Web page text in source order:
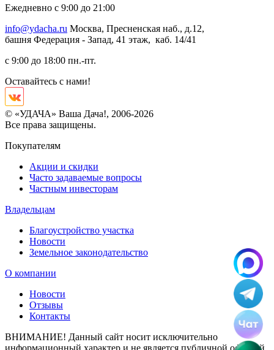
Ежедневно с 9:00 до 21:00
info@ydacha.ru Москва, Пресненская наб., д.12,
башня Федерация - Запад, 41 этаж, каб. 14/41
с 9:00 до 18:00 пн.-пт.
Оставайтесь с нами!
© «УДАЧА» Ваша Дача!, 2006-2026
Все права защищены.
Покупателям
Акции и скидки
Часто задаваемые вопросы
Частным инвесторам
Владельцам
Благоустройство участка
Новости
Земельное законодательство
О компании
Новости
Отзывы
Контакты
ВНИМАНИЕ! Данный сайт носит исключительно
информационный характер и не является публичной офертой,